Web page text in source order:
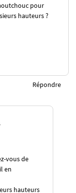
pour
hauteurs ?
Répondre
vous de
en
hauteurs